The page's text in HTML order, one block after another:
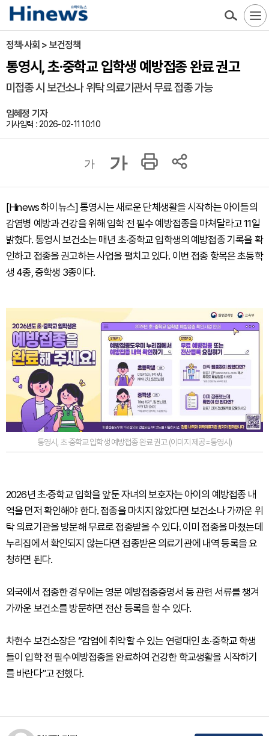
정책·사회 > 보건정책
통영시, 초·중학교 입학생 예방접종 완료 권고
미접종 시 보건소나 위탁 의료기관서 무료 접종 가능
임혜정 기자
기사입력 : 2026-02-11 10:10
가 가
[Hinews 하이뉴스] 통영시는 새로운 단체생활을 시작하는 아이들의
감염병 예방과 건강을 위해 입학 전 필수 예방접종을 마쳐달라고 11일
밝혔다. 통영시 보건소는 매년 초·중학교 입학생의 예방접종 기록을 확
인하고 접종을 권고하는 사업을 펼치고 있다. 이번 접종 항목은 초등학
생 4종, 중학생 3종이다.
통영시, 초·중학교 입학생 예방접종 완료 권고 (이미지 제공=통영시)
2026년 초·중학교 입학을 앞둔 자녀의 보호자는 아이의 예방접종 내
역을 먼저 확인해야 한다. 접종을 마치지 않았다면 보건소나 가까운 위
탁 의료기관을 방문해 무료로 접종받을 수 있다. 이미 접종을 마쳤는데
누리집에서 확인되지 않는다면 접종받은 의료기관에 내역 등록을 요
청하면 된다.
외국에서 접종한 경우에는 영문 예방접종증명서 등 관련 서류를 챙겨
가까운 보건소를 방문하면 전산 등록을 할 수 있다.
차현수 보건소장은 “감염에 취약할 수 있는 연령대인 초·중학교 학생
들이 입학 전 필수예방접종을 완료하여 건강한 학교생활을 시작하기
를 바란다”고 전했다.